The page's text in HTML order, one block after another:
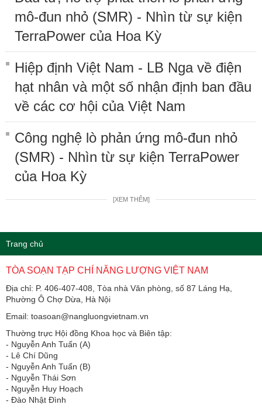
mô-đun nhỏ (SMR) - Nhìn từ sự kiện
TerraPower của Hoa Kỳ
Hiệp định Việt Nam - LB Nga về điện
hạt nhân và một số nhận định ban đầu
về các cơ hội của Việt Nam
Công nghệ lò phản ứng mô-đun nhỏ
(SMR) - Nhìn từ sự kiện TerraPower
của Hoa Kỳ
[XEM THÊM]
Trang chủ
TÒA SOẠN TẠP CHÍ NĂNG LƯỢNG VIỆT NAM
Địa chỉ: P. 406-407-408, Tòa nhà Văn phòng, số 87 Láng Hạ,
Phường Ô Chợ Dừa, Hà Nội
Email: toasoan@nangluongvietnam.vn
Thường trực Hội đồng Khoa học và Biên tập:
​​​​​​- Nguyễn Anh Tuấn (A)
- Lê Chí Dũng
- Nguyễn Anh Tuấn (B)
- Nguyễn Thái Sơn
- Nguyễn Huy Hoạch
- Đào Nhật Đình